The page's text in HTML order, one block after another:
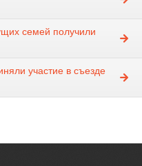
семей получили
участие в съезде